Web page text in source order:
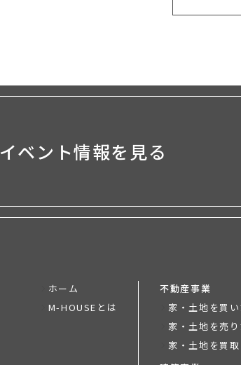
イベント情報を見る
ホーム
M-HOUSEとは
不動産事業
家・土地を買い
家・土地を売り
家・土地を買